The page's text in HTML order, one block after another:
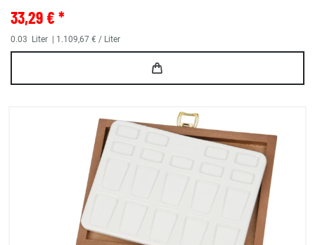
33,29 € *
0.03 Liter | 1.109,67 € / Liter